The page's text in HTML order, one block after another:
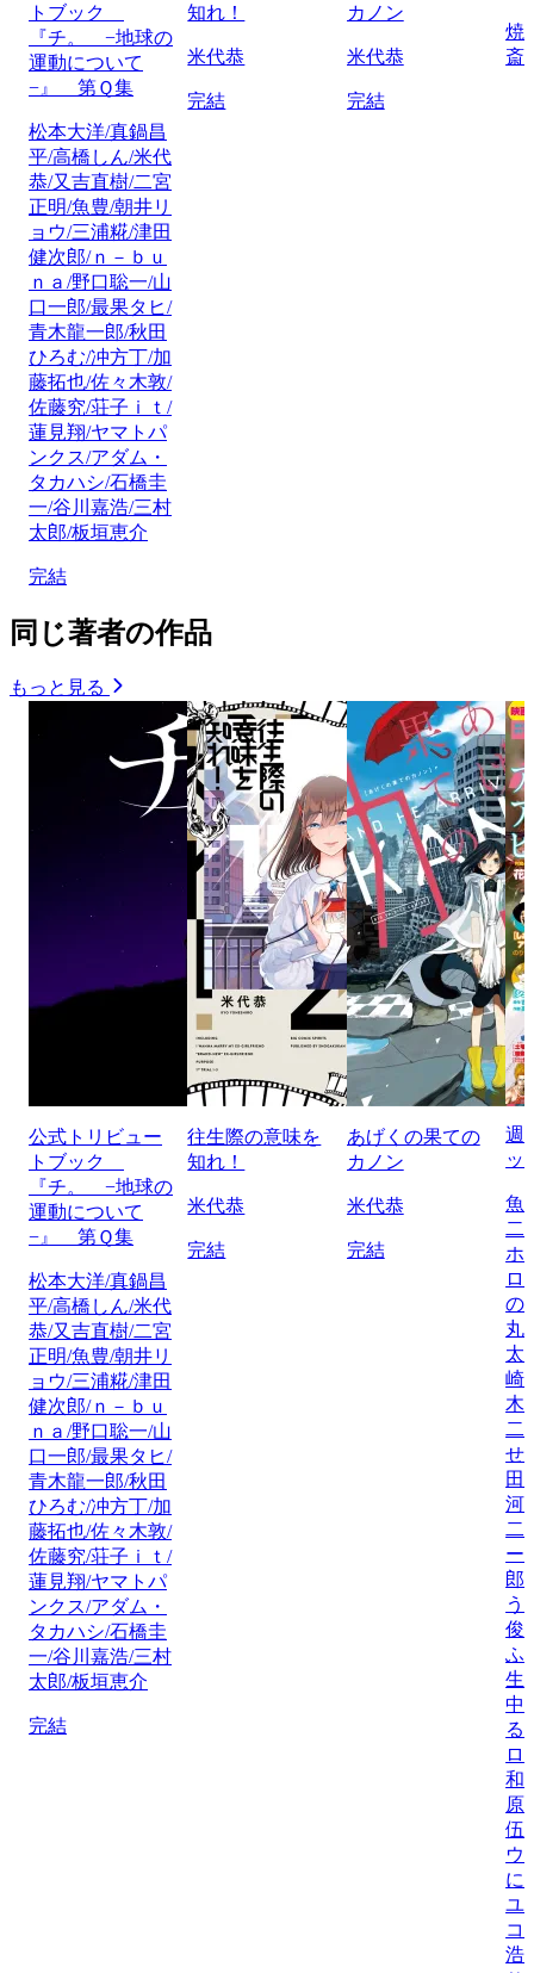
トブック
『チ。 −地球の
運動について
−』 第Ｑ集
松本大洋/真鍋昌
平/高橋しん/米代
恭/又吉直樹/二宮
正明/魚豊/朝井リ
ョウ/三浦糀/津田
健次郎/ｎ－ｂｕ
ｎａ/野口聡一/山
口一郎/最果タヒ/
青木龍一郎/秋田
ひろむ/冲方丁/加
藤拓也/佐々木敦/
佐藤究/荘子ｉｔ/
蓮見翔/ヤマトパ
ンクス/アダム・
タカハシ/石橋圭
一/谷川嘉浩/三村
太郎/板垣恵介
完結
知れ！
米代恭
完結
カノン
米代恭
完結
焼
斎
同じ著者の作品
もっと見る
公式トリビュー
トブック
『チ。 −地球の
運動について
−』 第Ｑ集
松本大洋/真鍋昌
平/高橋しん/米代
恭/又吉直樹/二宮
正明/魚豊/朝井リ
ョウ/三浦糀/津田
健次郎/ｎ－ｂｕ
ｎａ/野口聡一/山
口一郎/最果タヒ/
青木龍一郎/秋田
ひろむ/冲方丁/加
藤拓也/佐々木敦/
佐藤究/荘子ｉｔ/
蓮見翔/ヤマトパ
ンクス/アダム・
タカハシ/石橋圭
一/谷川嘉浩/三村
太郎/板垣恵介
完結
往生際の意味を
知れ！
米代恭
完結
あげくの果ての
カノン
米代恭
完結
週
ッ
魚
二
ホ
ロ
の
丸
太
崎
木
二
せ
田
河
二
ー
郎
う
俊/
ふ
生
中
る
ロ
和
原
伍/
ウ
に
ユ
コ
浩